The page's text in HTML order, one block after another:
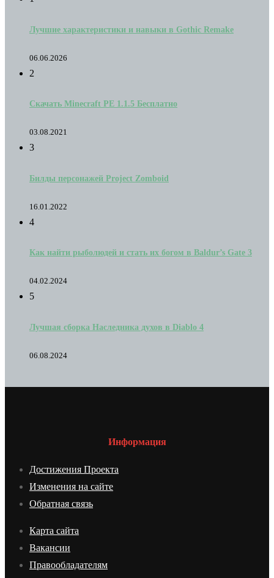
Лучшие характеристики и навыки в Gothic Remake
06.06.2026
2
Скачать Minecraft PE 1.1.5 Бесплатно
03.08.2021
3
Билды персонажей Project Zomboid
16.01.2022
4
Как найти рыболюдей и стать их богом в Baldur’s Gate 3
04.02.2024
5
Лучшая сборка Наследника духов в Diablo 4
06.08.2024
Информация
Достижения Проекта
Изменения на сайте
Обратная связь
Карта сайта
Вакансии
Правообладателям